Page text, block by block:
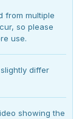
from multiple
so please
use.
differ
showing the